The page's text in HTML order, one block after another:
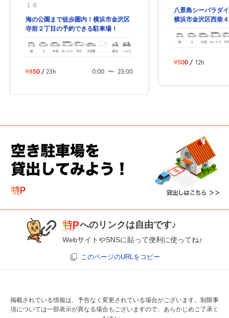
１６
海の公園まで徒歩圏内！横浜市金沢区
寺前２丁目の予約できる駐車場！
軽 コ 中型 ボックス SUV 大型車 トラック 原付 バイク
¥850 / 23h 0:00 〜 23:00
八景島シーパラダ
横浜市金沢区西柴
軽 コ 中型 ボックス
¥500 / 12h
へのリンクは自由です♪
WebサイトやSNSに貼って便利に使ってね♪
このページのURLをコピー
掲載されている情報は、予告なく変更されている場合がございます。制限事
項については一部表示が異なる場合もございますので、あらかじめご了承く